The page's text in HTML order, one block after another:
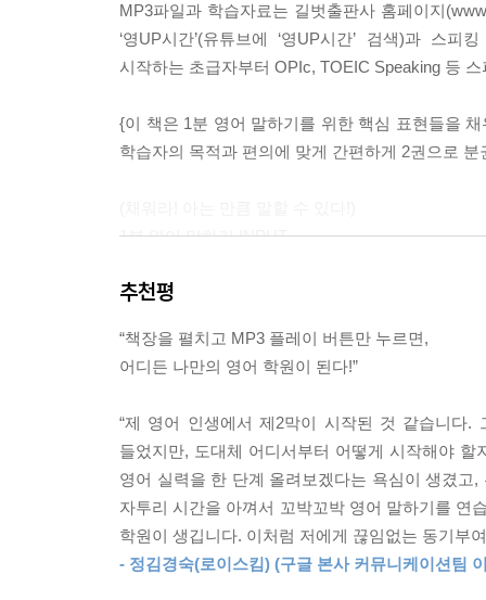
MP3파일과 학습자료는 길벗출판사 홈페이지
‘영UP시간’(유튜브에 ‘영UP시간’ 검색)과 스
시작하는 초급자부터 OPIc, TOEIC Speaking 등
{이 책은 1분 영어 말하기를 위한 핵심 표현들을
학습자의 목적과 편의에 맞게 간편하게 2권으로
1분 영어 말하기 INPUT
있습니다.
STEP 1 끊어 듣기: MP3를 들으며 영어 표현의 의
STEP 2 의미 확인: 의미를 확인합니다. (Step 1의
STEP 4 자연스럽게 말하기: 청크를 연결해서 들
STEP 5 보면서 말하기: 우리말을 영어로 바꿔 말해
STEP 6 혼자 말하기: 텍스트를 보지 않고 혼자 말
{INPUT 주요 표현 정리}
INPUT 파트에 나온 중요한 표현들을 해설과 함
추천평
“책장을 펼치고 MP3 플레이 버튼만 누르면,
어디든 나만의 영어 학원이 된다!”
“제 영어 인생에서 제2막이 시작된 것 같습니다
들었지만, 도대체 어디서부터 어떻게 시작해야
영어 실력을 한 단계 올려보겠다는 욕심이 생겼
자투리 시간을 아껴서 꼬박꼬박 영어 말하기를 연
학원이 생깁니다. 이처럼 저에게 끊임없는 동기부
- 정김경숙(로이스킴) (구글 본사 커뮤니케이션팀